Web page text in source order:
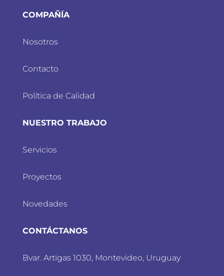
COMPAÑÍA
Nosotros
Contacto
Política de Calidad
NUESTRO TRABAJO
Servicios
Proyectos
Novedades
CONTÁCTANOS
Bvar. Artigas 1030, Montevideo, Uruguay